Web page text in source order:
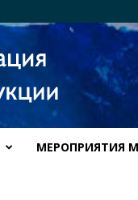
МЕРОПРИЯТИЯ